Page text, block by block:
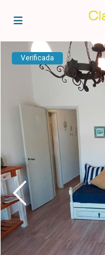
Verificada